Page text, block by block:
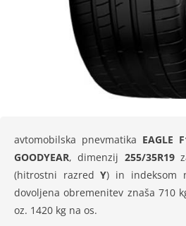
avtomobilska pnevmatika EAGLE
GOODYEAR, dimenzij 255/35R19
(hitrostni razredY) in indeksom
dovoljena obremenitev znaša 710
oz. 1420 kg na os.